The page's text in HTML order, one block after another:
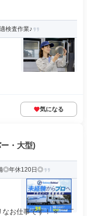
検査作業♪
気になる
・大型)
◎年休120日◎
お仕事です！ ⭐ ￣￣